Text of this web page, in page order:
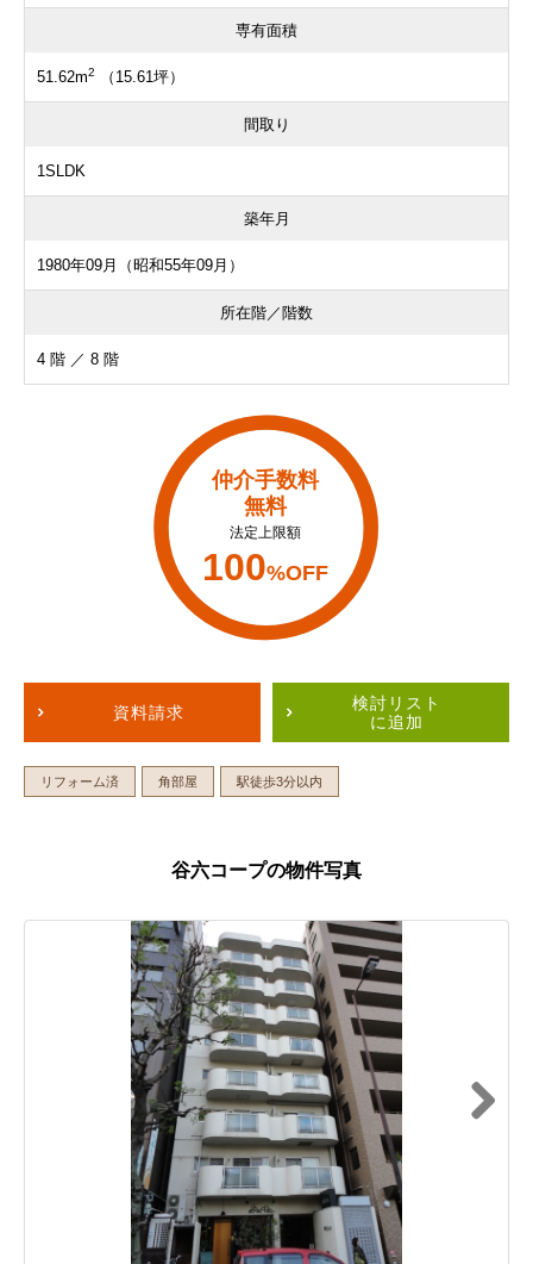
専有面積
51.62m2 （15.61坪）
間取り
1SLDK
築年月
1980年09月（昭和55年09月）
所在階／階数
4 階 ／ 8 階
仲介手数料
無料
法定上限額
100%OFF
資料請求
検討リスト
に追加
リフォーム済 角部屋 駅徒歩3分以内
谷六コープの物件写真